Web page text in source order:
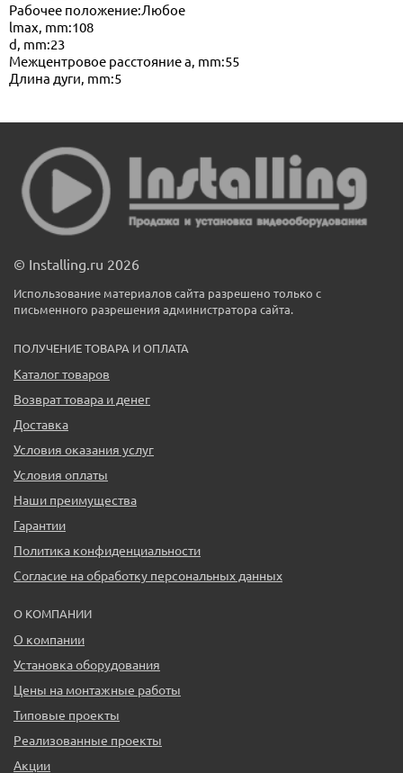
Рабочее положение:Любое
lmax, mm:108
d, mm:23
Межцентровое расстояние a, mm:55
Длина дуги, mm:5
© Installing.ru 2026
Использование материалов сайта разрешено только с
письменного разрешения администратора сайта.
ПОЛУЧЕНИЕ ТОВАРА И ОПЛАТА
Каталог товаров
Возврат товара и денег
Доставка
Условия оказания услуг
Условия оплаты
Наши преимущества
Гарантии
Политика конфиденциальности
Согласие на обработку персональных данных
О КОМПАНИИ
О компании
Установка оборудования
Цены на монтажные работы
Типовые проекты
Реализованные проекты
Акции